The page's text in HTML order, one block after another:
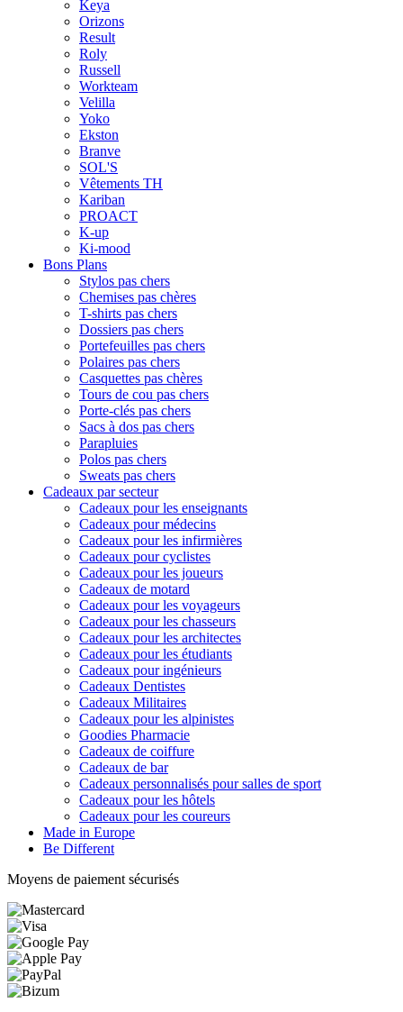
Keya
Orizons
Result
Roly
Russell
Workteam
Velilla
Yoko
Ekston
Branve
SOL'S
Vêtements TH
Kariban
PROACT
K-up
Ki-mood
Bons Plans
Stylos pas chers
Chemises pas chères
T-shirts pas chers
Dossiers pas chers
Portefeuilles pas chers
Polaires pas chers
Casquettes pas chères
Tours de cou pas chers
Porte-clés pas chers
Sacs à dos pas chers
Parapluies
Polos pas chers
Sweats pas chers
Cadeaux par secteur
Cadeaux pour les enseignants
Cadeaux pour médecins
Cadeaux pour les infirmières
Cadeaux pour cyclistes
Cadeaux pour les joueurs
Cadeaux de motard
Cadeaux pour les voyageurs
Cadeaux pour les chasseurs
Cadeaux pour les architectes
Cadeaux pour les étudiants
Cadeaux pour ingénieurs
Cadeaux Dentistes
Cadeaux Militaires
Cadeaux pour les alpinistes
Goodies Pharmacie
Cadeaux de coiffure
Cadeaux de bar
Cadeaux personnalisés pour salles de sport
Cadeaux pour les hôtels
Cadeaux pour les coureurs
Made in Europe
Be Different
Moyens de paiement sécurisés